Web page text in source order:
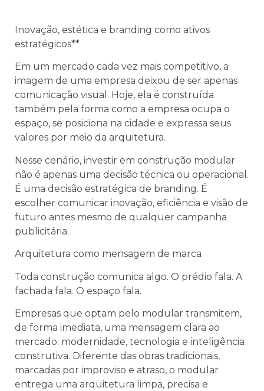
Inovação, estética e branding como ativos
estratégicos**
Em um mercado cada vez mais competitivo, a
imagem de uma empresa deixou de ser apenas
comunicação visual. Hoje, ela é construída
também pela forma como a empresa ocupa o
espaço, se posiciona na cidade e expressa seus
valores por meio da arquitetura.
Nesse cenário, investir em construção modular
não é apenas uma decisão técnica ou operacional.
É uma decisão estratégica de branding. É
escolher comunicar inovação, eficiência e visão de
futuro antes mesmo de qualquer campanha
publicitária.
Arquitetura como mensagem de marca
Toda construção comunica algo. O prédio fala. A
fachada fala. O espaço fala.
Empresas que optam pelo modular transmitem,
de forma imediata, uma mensagem clara ao
mercado: modernidade, tecnologia e inteligência
construtiva. Diferente das obras tradicionais,
marcadas por improviso e atraso, o modular
entrega uma arquitetura limpa, precisa e